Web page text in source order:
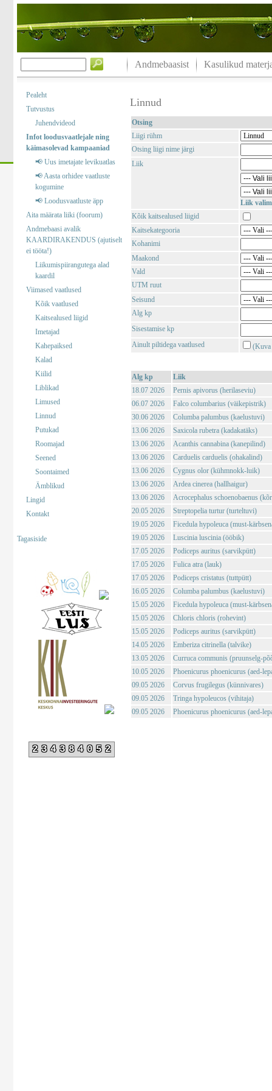
Andmebaasist Kasulikud
Pealeht
Tutvustus
Juhendvideod
Infot loodusvaatlejale ning
käimasolevad kampaaniad
📢 Uus imetajate levikuatlas
📢 Aasta orhidee vaatluste
kogumine
📢 Loodusvaatluste äpp
Aita määrata liiki (foorum)
Andmebaasi avalik
KAARDIRAKENDUS (ajutiselt
ei tööta!)
Liikumispiirangutega alad
kaardil
Viimased vaatlused
Kõik vaatlused
Kaitsealused liigid
Imetajad
Kahepaiksed
Kalad
Kiilid
Liblikad
Limused
Linnud
Putukad
Roomajad
Seened
Soontaimed
Ämblikud
Lingid
Kontakt
Tagasiside
234384052
Linnud
Otsing
Liigi rühm
Otsing liigi nime järgi
Liik
Liik
Kõik kaitsealused liigid
Kaitsekategooria
Kohanimi
Maakond
Vald
UTM ruut
Seisund
Alg kp
Sisestamise kp
Ainult piltidega vaatlused
(Kuva
Alg kp
Liik
18.07 2026
Pernis apivorus (herilaseviu)
06.07 2026
Falco columbarius (väikepistrik)
30.06 2026
Columba palumbus (kaelustuvi)
13.06 2026
Saxicola rubetra (kadakatäks)
13.06 2026
Acanthis cannabina (kanepilind)
13.06 2026
Carduelis carduelis (ohakalind)
13.06 2026
Cygnus olor (kühmnokk-luik)
13.06 2026
Ardea cinerea (hallhaigur)
13.06 2026
Acrocephalus schoenobaenus
20.05 2026
Streptopelia turtur (turteltuvi)
19.05 2026
Ficedula hypoleuca (must-
19.05 2026
Luscinia luscinia (ööbik)
17.05 2026
Podiceps auritus (sarvikpütt)
17.05 2026
Fulica atra (lauk)
17.05 2026
Podiceps cristatus (tuttpütt)
16.05 2026
Columba palumbus (kaelustuvi)
15.05 2026
Ficedula hypoleuca (must-
15.05 2026
Chloris chloris (rohevint)
15.05 2026
Podiceps auritus (sarvikpütt)
14.05 2026
Emberiza citrinella (talvike)
13.05 2026
Curruca communis (pruunselg-
10.05 2026
Phoenicurus phoenicurus (aed-
09.05 2026
Corvus frugilegus (künnivares)
09.05 2026
Tringa hypoleucos (vihitaja)
09.05 2026
Phoenicurus phoenicurus (aed-